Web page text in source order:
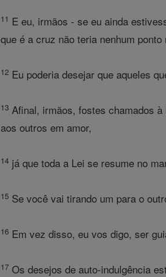
11 E eu, irmãos - se eu ainda
que é a cruz não teria nenhum ponto
12 Eu poderia desejar que aqueles
13 Afinal, irmãos, fostes chamados
aos outros em amor,
14 já que toda a Lei se resume no
15 Se você vai tirando um para o
16 Em vez disso, eu vos digo, ser
17 Os desejos de auto-indulgência